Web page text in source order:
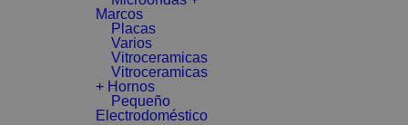
Marcos
Placas
Varios
Vitroceramicas
Vitroceramicas
+ Hornos
Pequeño
Electrodoméstico